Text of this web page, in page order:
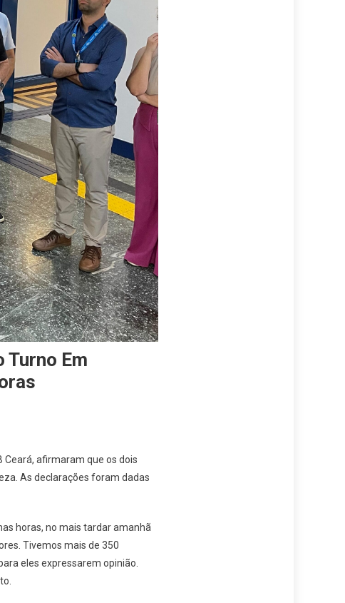
Turno Em
Ceará, afirmaram que os dois
As declarações foram dadas
horas, no mais tardar amanhã
Tivemos mais de 350
eles expressarem opinião.